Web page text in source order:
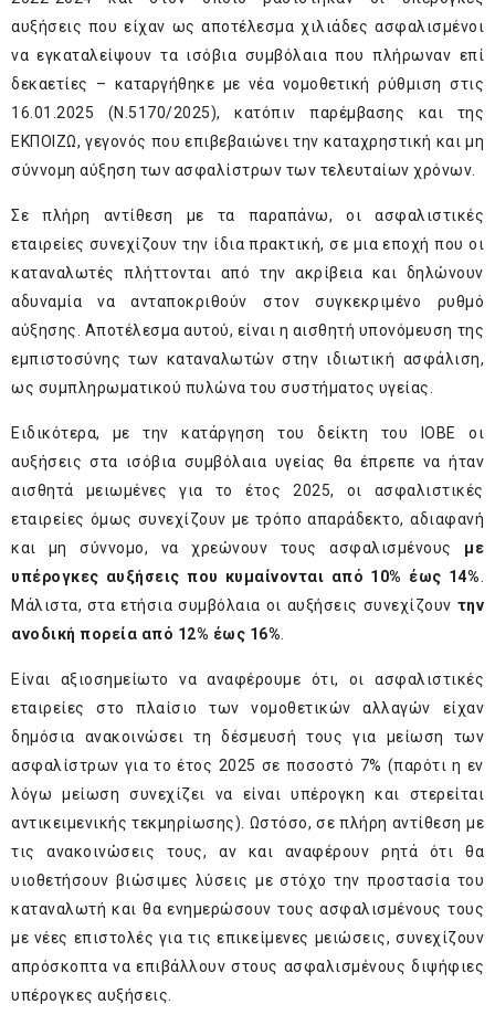
αυξήσεις που είχαν ως αποτέλεσμα χιλιάδες ασφαλισμένοι
να εγκαταλείψουν τα ισόβια συμβόλαια που πλήρωναν επί
δεκαετίες – καταργήθηκε με νέα νομοθετική ρύθμιση στις
16.01.2025 (Ν.5170/2025), κατόπιν παρέμβασης και της
ΕΚΠΟΙΖΩ, γεγονός που επιβεβαιώνει την καταχρηστική και μη
σύννομη αύξηση των ασφαλίστρων των τελευταίων χρόνων.
Σε πλήρη αντίθεση με τα παραπάνω, οι ασφαλιστικές
εταιρείες συνεχίζουν την ίδια πρακτική, σε μια εποχή που οι
καταναλωτές πλήττονται από την ακρίβεια και δηλώνουν
αδυναμία να ανταποκριθούν στον συγκεκριμένο ρυθμό
αύξησης. Αποτέλεσμα αυτού, είναι η αισθητή υπονόμευση της
εμπιστοσύνης των καταναλωτών στην ιδιωτική ασφάλιση,
ως συμπληρωματικού πυλώνα του συστήματος υγείας.
Ειδικότερα, με την κατάργηση του δείκτη του ΙΟΒΕ οι
αυξήσεις στα ισόβια συμβόλαια υγείας θα έπρεπε να ήταν
αισθητά μειωμένες για το έτος 2025, οι ασφαλιστικές
εταιρείες όμως συνεχίζουν με τρόπο απαράδεκτο, αδιαφανή
και μη σύννομο, να χρεώνουν τους ασφαλισμένους με
υπέρογκες αυξήσεις που κυμαίνονται από 10% έως 14%.
Μάλιστα, στα ετήσια συμβόλαια οι αυξήσεις συνεχίζουν την
ανοδική πορεία από 12% έως 16%.
Είναι αξιοσημείωτο να αναφέρουμε ότι, οι ασφαλιστικές
εταιρείες στο πλαίσιο των νομοθετικών αλλαγών είχαν
δημόσια ανακοινώσει τη δέσμευσή τους για μείωση των
ασφαλίστρων για το έτος 2025 σε ποσοστό 7% (παρότι η εν
λόγω μείωση συνεχίζει να είναι υπέρογκη και στερείται
αντικειμενικής τεκμηρίωσης). Ωστόσο, σε πλήρη αντίθεση με
τις ανακοινώσεις τους, αν και αναφέρουν ρητά ότι θα
υιοθετήσουν βιώσιμες λύσεις με στόχο την προστασία του
καταναλωτή και θα ενημερώσουν τους ασφαλισμένους τους
με νέες επιστολές για τις επικείμενες μειώσεις, συνεχίζουν
απρόσκοπτα να επιβάλλουν στους ασφαλισμένους διψήφιες
υπέρογκες αυξήσεις.